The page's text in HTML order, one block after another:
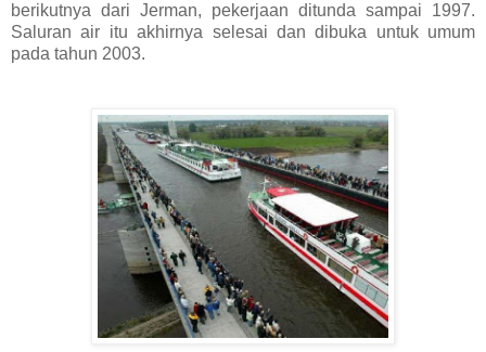
berikutnya dari Jerman, pekerjaan ditunda sampai 1997.
Saluran air itu akhirnya selesai dan dibuka untuk umum
pada tahun 2003.